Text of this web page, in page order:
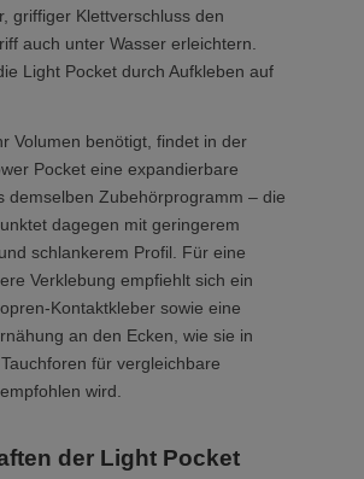
griffiger Klettverschluss den
auch unter Wasser erleichtern.
Light Pocket durch Aufkleben auf
Volumen benötigt, findet in der
Pocket eine expandierbare
demselben Zubehörprogramm – die
dagegen mit geringerem
schlankerem Profil. Für eine
Verklebung empfiehlt sich ein
Kontaktkleber sowie eine
an den Ecken, wie sie in
für vergleichbare
wird.
der Light Pocket